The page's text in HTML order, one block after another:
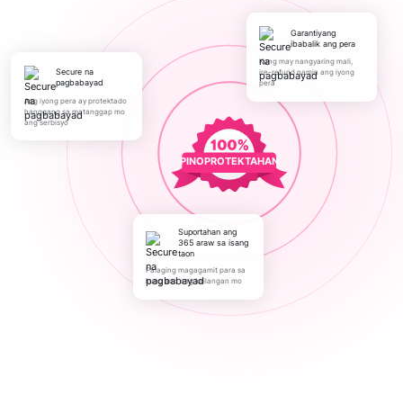
PINOPROTEKTAHAN
Secure na
pagbabayad
Ang iyong pera ay protektado
hanggang sa matanggap mo
ang serbisyo
Garantiyang
ibabalik ang pera
Kung may nangyaring mali,
ire-refund namin ang iyong
pera
Suportahan ang
365 araw sa isang
taon
Palaging magagamit para sa
kung ano ang kailangan mo